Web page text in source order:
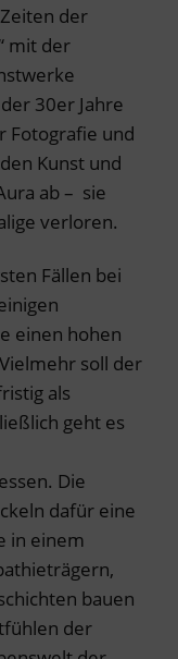
der
mit der
30er Jahre
Fotografie und
Kunst und
ab – sie
verloren.
Fällen bei
einen hohen
soll der
als
geht es
Die
dafür eine
in einem
bauen
der